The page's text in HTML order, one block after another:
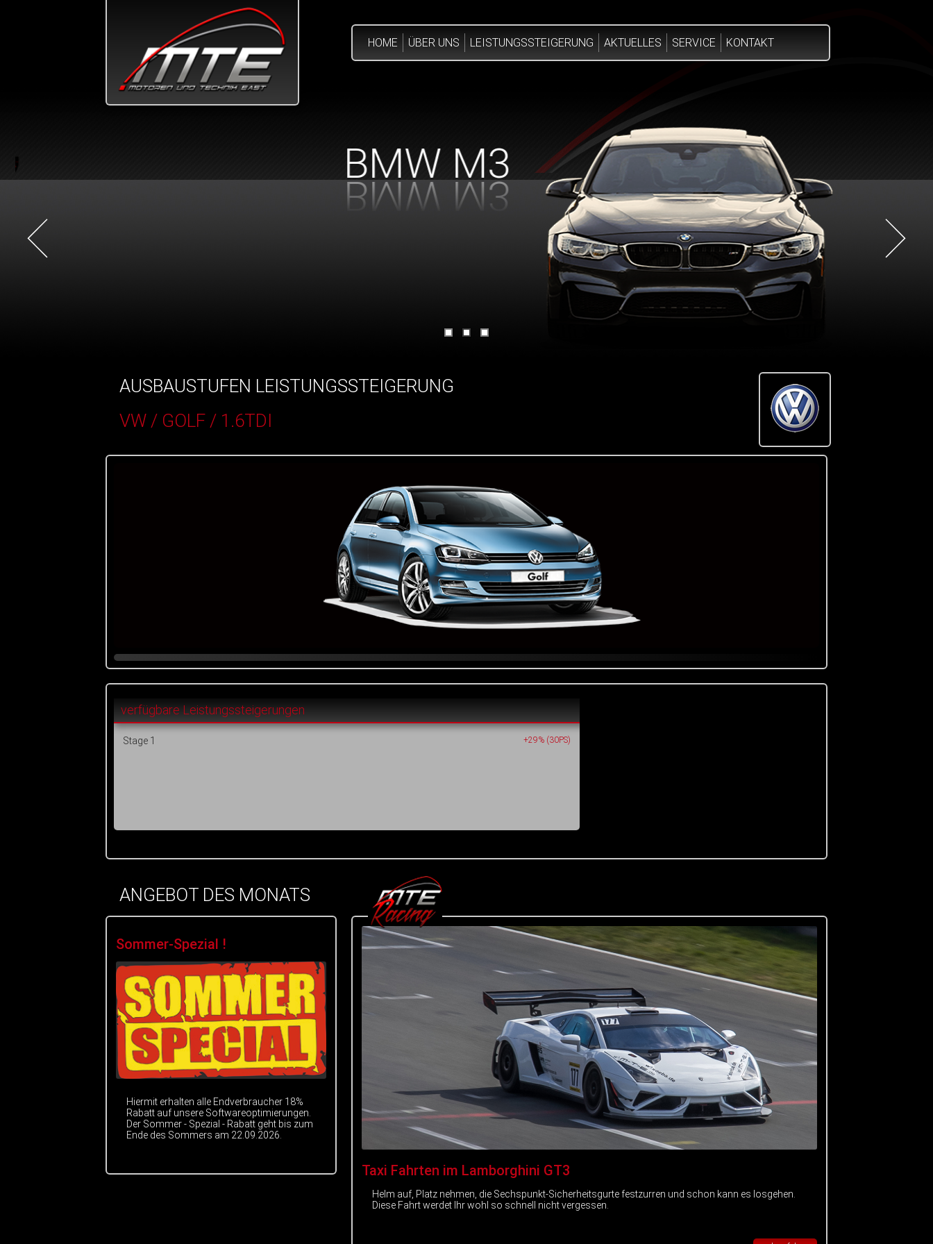
HOME ÜBER UNS LEISTUNGSSTEIGERUNG AKTUELLES SERVICE KONTAKT
BMW M3
AUSBAUSTUFEN LEISTUNGSSTEIGERUNG
VW / GOLF / 1.6TDI
verfügbare Leistungssteigerungen
Stage 1 +29% (30PS)
ANGEBOT DES MONATS
Sommer-Spezial !
Hiermit erhalten alle Endverbraucher 18%
Rabatt auf unsere Softwareoptimierungen.
Der Sommer - Spezial - Rabatt geht bis zum
Ende des Sommers am 22.09.2026.
Taxi Fahrten im Lamborghini GT3
Helm auf, Platz nehmen, die Sechspunkt-Sicherheitsgurte festzurren und schon kann es losgehen.
Diese Fahrt werdet Ihr wohl so schnell nicht vergessen.